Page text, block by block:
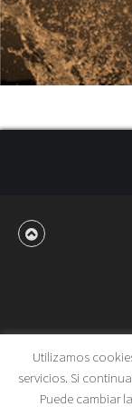
Utilizamos
servicios. Si
Puede cambiar